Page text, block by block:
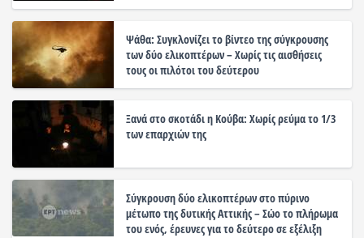
Ψάθα: Συγκλονίζει το βίντεο της σύγκρουσης
των δύο ελικοπτέρων – Χωρίς τις αισθήσεις
τους οι πιλότοι του δεύτερου
Ξανά στο σκοτάδι η Κούβα: Χωρίς ρεύμα το 1/3
των επαρχιών της
Σύγκρουση δύο ελικοπτέρων στο πύρινο
μέτωπο της δυτικής Αττικής – Σώο το πλήρωμα
του ενός, έρευνες για το δεύτερο σε εξέλιξη